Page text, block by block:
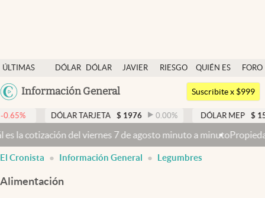
ÚLTIMAS
NOTICIAS
DÓLAR
DÓLAR
JAVIER
RIESGO
QUIÉN ES
QUIÉN
FORO
Argentina
México
Información General
Dólar
Members
Economía y Política
Finanzas y Mercados
Mercados Online
Negocios
Suscribite x $999
DÓLAR TARJETA $ 1976 0.00% DÓLAR MEP $ 1521,52
7 de agosto minuto a minutoPropiedad privada: con cruces y
El Cronista Información General Legumbres
Alimentación